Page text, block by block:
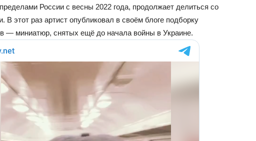
России с весны 2022 года, продолжает делиться со
В этот раз артист опубликовал в своём блоге подборку
— миниатюр, снятых ещё до начала войны в Украине.